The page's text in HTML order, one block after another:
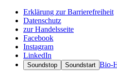
Erklärung zur Barrierefreiheit
Datenschutz
zur Handelsseite
Facebook
Instagram
LinkedIn
Soundstop Soundstart Bio-